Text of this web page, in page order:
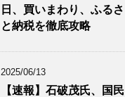
日、買いまわり、ふるさ
と納税を徹底攻略
2025/06/13
【速報】石破茂氏、国民